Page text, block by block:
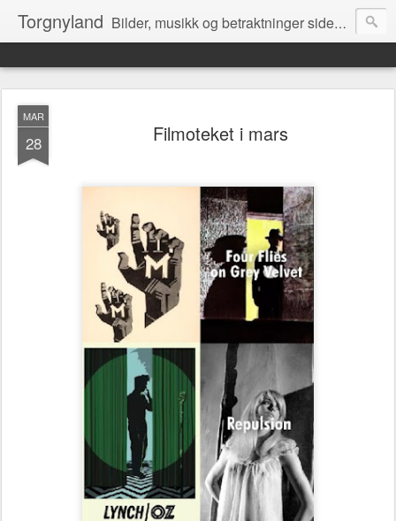
Torgnyland Bilder, musikk og betraktninger siden 2008
MAR
28 Filmoteket i mars